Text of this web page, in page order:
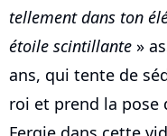
tellement dans ton
étoile scintillante »
ans, qui tente de
roi et prend la pose